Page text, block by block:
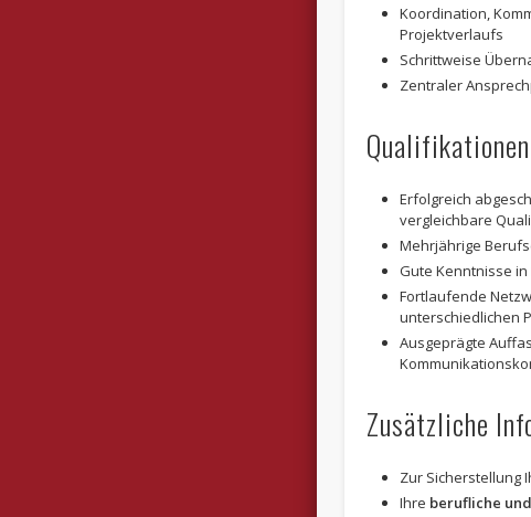
Koordination,
Projektverlaufs
Schrittweise
Zentraler
Qualifikationen
Erfolgreich
vergleichbare
Mehrjährige
Gute Kenntnisse in
Fortlaufende
unterschiedlichen
Ausgeprägte
Zusätzliche
Zur Sicherstellung
Ihre berufliche